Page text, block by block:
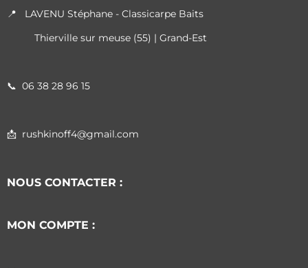
📍 LAVENU Stéphane - Classicarpe Baits
Thierville sur meuse (55) | Grand-Est
📞 06 38 28 96 15
📩 rushkinoff4@gmail.com
NOUS CONTACTER :
MON COMPTE :